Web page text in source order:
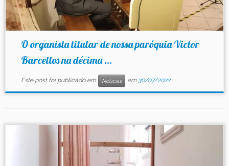
O organista titular de nossa paróquia Victor
Barcellos na décima ...
Este post foi publicado em Notícias em 30/07/2022